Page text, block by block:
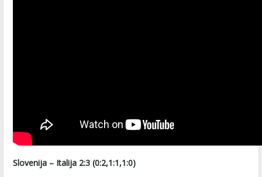
Slovenija – Italija 2:3 (0:2,1:1,1:0)